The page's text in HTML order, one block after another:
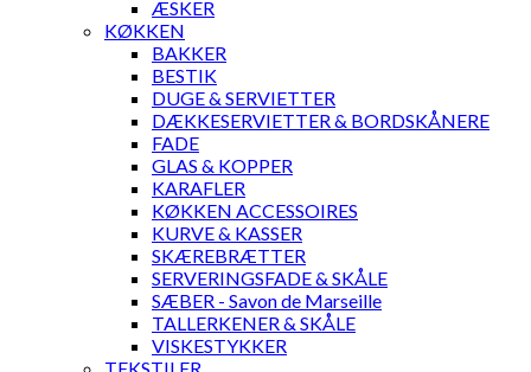
ÆSKER
KØKKEN
BAKKER
BESTIK
DUGE & SERVIETTER
DÆKKESERVIETTER & BORDSKÅNERE
FADE
GLAS & KOPPER
KARAFLER
KØKKEN ACCESSOIRES
KURVE & KASSER
SKÆREBRÆTTER
SERVERINGSFADE & SKÅLE
SÆBER - Savon de Marseille
TALLERKENER & SKÅLE
VISKESTYKKER